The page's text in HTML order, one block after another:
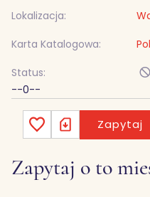
Lokalizacja:
Karta Katalogowa:
Status:
--0--
Zapytaj
Zapytaj o to